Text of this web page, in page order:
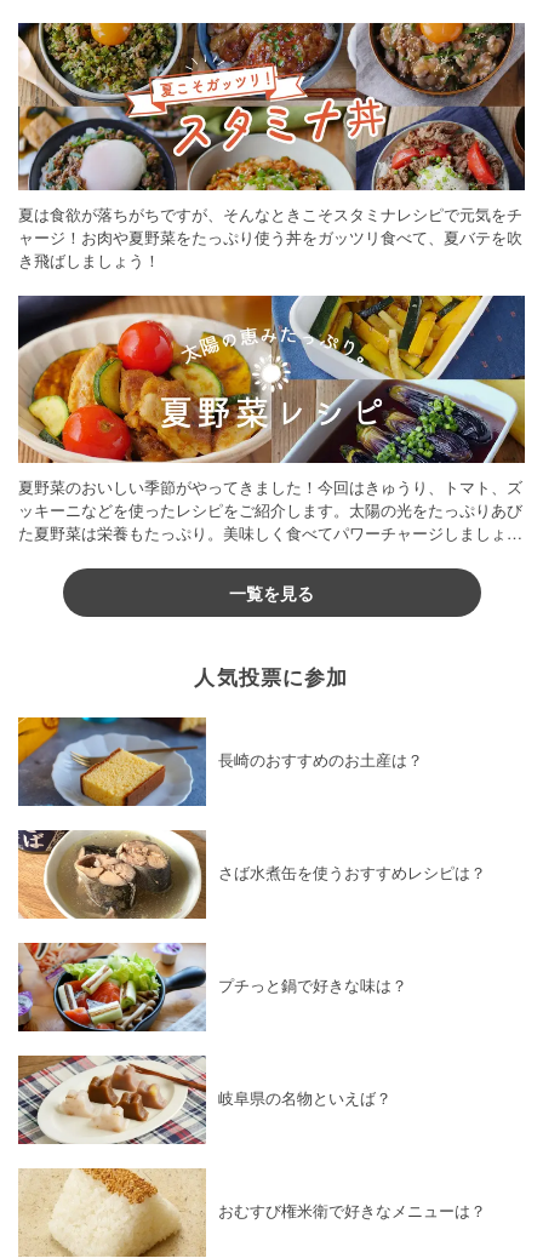
夏は食欲が落ちがちですが、そんなときこそスタミナレシピで元気をチ
ャージ！お肉や夏野菜をたっぷり使う丼をガッツリ食べて、夏バテを吹
き飛ばしましょう！
夏野菜のおいしい季節がやってきました！今回はきゅうり、トマト、ズ
ッキーニなどを使ったレシピをご紹介します。太陽の光をたっぷりあび
た夏野菜は栄養もたっぷり。美味しく食べてパワーチャージしましょう
一覧を見る
人気投票に参加
長崎のおすすめのお土産は？
さば水煮缶を使うおすすめレシピは？
プチっと鍋で好きな味は？
岐阜県の名物といえば？
おむすび権米衛で好きなメニューは？